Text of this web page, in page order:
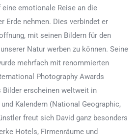
emotionale Reise an die
Erde nehmen. Dies verbindet er
mit seinen Bildern für den
Natur werben zu können. Seine
mehrfach mit renommierten
Photography Awards
Bilder erscheinen weltweit in
Kalendern (National Geographic,
freut sich David ganz besonders
Hotels, Firmenräume und